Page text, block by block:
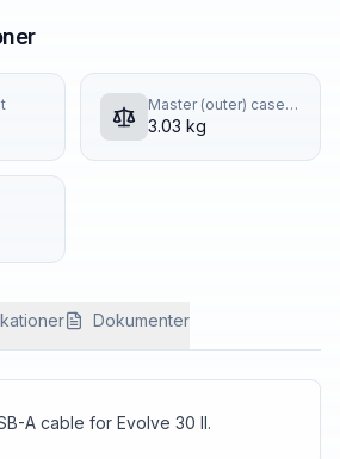
Master (outer) case gross weight
3.03 kg
Dokumenter
A cable for Evolve 30 II.